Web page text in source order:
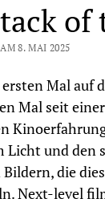
of
8. MAI 2025
Mal auf
Mal seit
Licht und den
die
Next-level